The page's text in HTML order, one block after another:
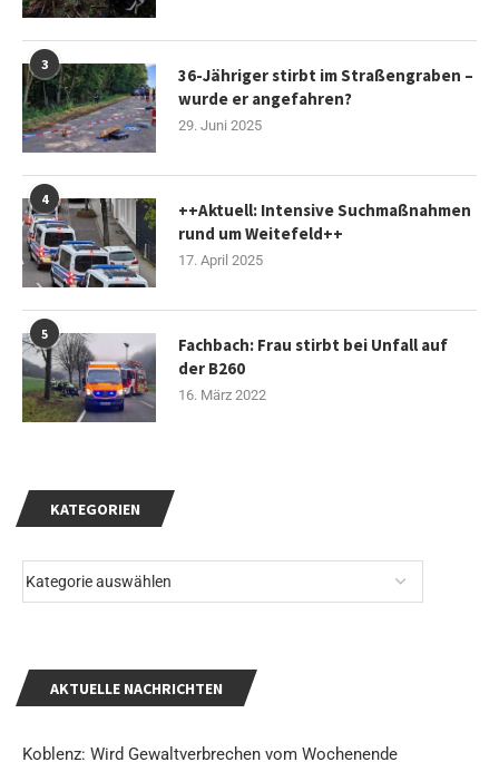
KATEGORIEN
AKTUELLE NACHRICHTEN
Koblenz: Wird Gewaltverbrechen vom Wochenende
3
36-Jähriger stirbt im Straßengraben –
wurde er angefahren?
29. Juni 2025
4
++Aktuell: Intensive Suchmaßnahmen
rund um Weitefeld++
17. April 2025
5
Fachbach: Frau stirbt bei Unfall auf
der B260
16. März 2022